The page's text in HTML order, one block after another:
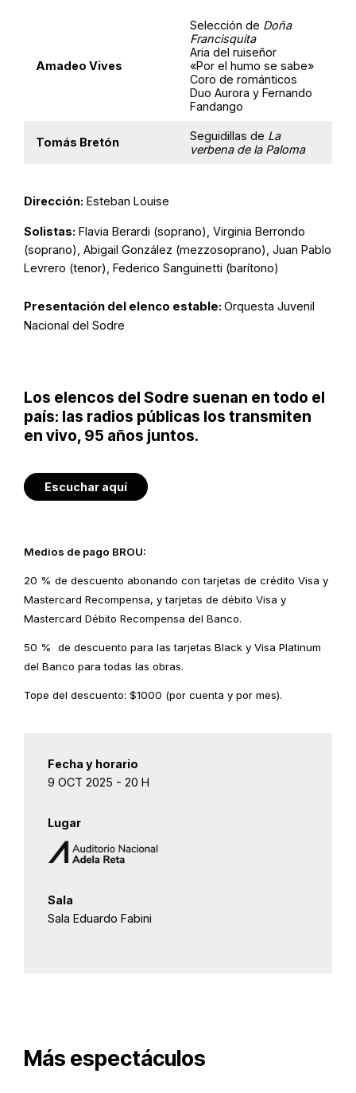
Amadeo Vives
Selección de Doña
Francisquita
Aria del ruiseñor
«Por el humo se sabe»
Coro de románticos
Duo Aurora y Fernando
Fandango
Tomás Bretón Seguidillas de La
verbena de la Paloma
Dirección: Esteban Louise
Solistas: Flavia Berardi (soprano), Virginia Berrondo
(soprano), Abigail González (mezzosoprano), Juan Pablo
Levrero (tenor), Federico Sanguinetti (barítono)
Presentación del elenco estable: Orquesta Juvenil
Nacional del Sodre
Los elencos del Sodre suenan en todo el
país: las radios públicas los transmiten
en vivo, 95 años juntos.
Escuchar aquí
Medios de pago BROU:
20 % de descuento abonando con tarjetas de crédito Visa y
Mastercard Recompensa, y tarjetas de débito Visa y
Mastercard Débito Recompensa del Banco.
50 % de descuento para las tarjetas Black y Visa Platinum
del Banco para todas las obras.
Tope del descuento: $1000 (por cuenta y por mes).
Fecha y horario
9 OCT 2025 - 20 H
Lugar
Sala
Sala Eduardo Fabini
Más espectáculos